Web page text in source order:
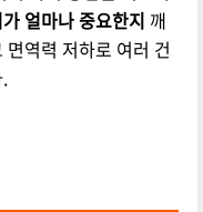
얼마나 중요한지 깨
역력 저하로 여러 건